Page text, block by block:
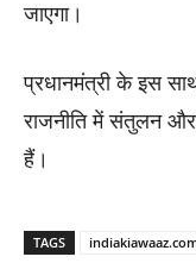
जाएगा।
प्रधानमंत्री के इस
राजनीति में संतुलन
हैं।
TAGS